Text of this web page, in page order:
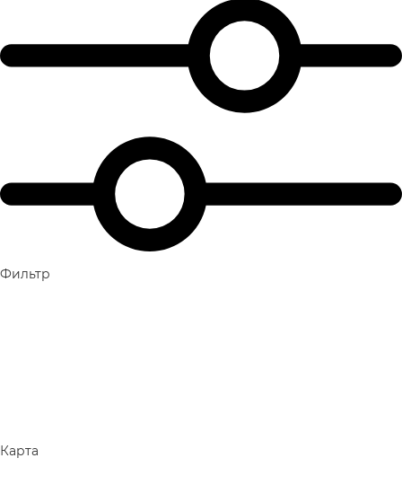
Фильтр
Карта